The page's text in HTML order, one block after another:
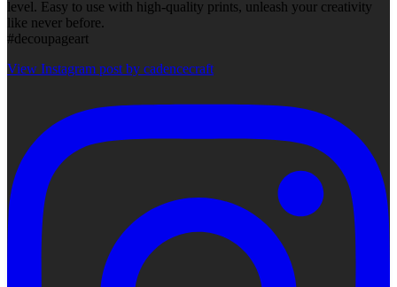
level. Easy to use with high-quality prints, unleash your creativity
like never before.
#decoupageart
View Instagram post by cadencecraft